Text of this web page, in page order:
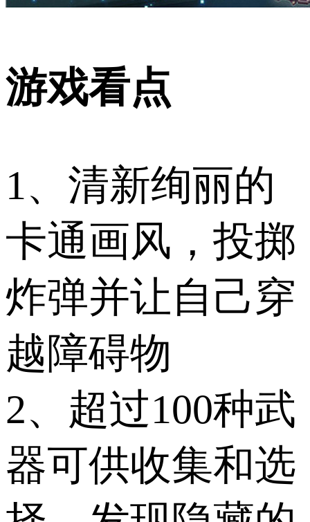
游戏看点
1、清新绚丽的
卡通画风，投掷
炸弹并让自己穿
越障碍物
2、超过100种武
器可供收集和选